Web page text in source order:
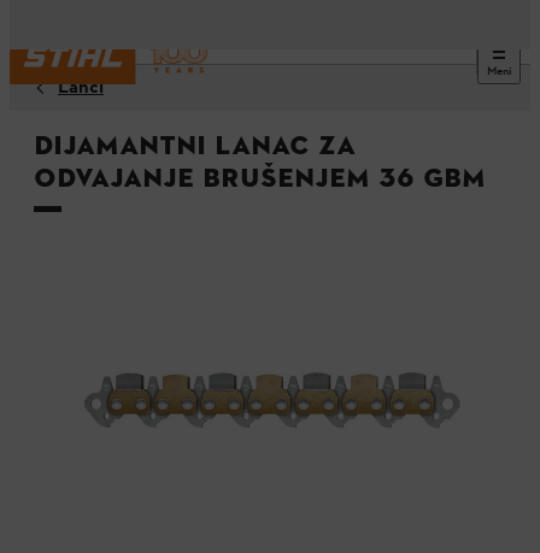
Meni
Lanci
Dijamantni lanac za
odvajanje brušenjem 36 GBM